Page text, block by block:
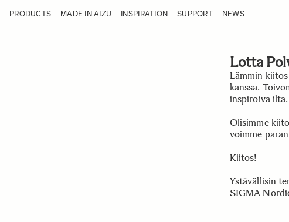
Products
PRODUCTS MADE IN AIZU INSPIRATION SUPPORT NEWS
Lotta
Lämmin
kanssa.
inspiroiva
Olisimme
voimme
Kiitos!
Ystävällisin
SIGMA